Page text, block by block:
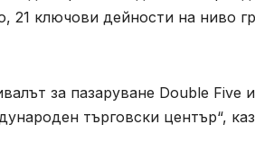
21 ключови дейности на ниво
за пазаруване Double Five
търговски център“,